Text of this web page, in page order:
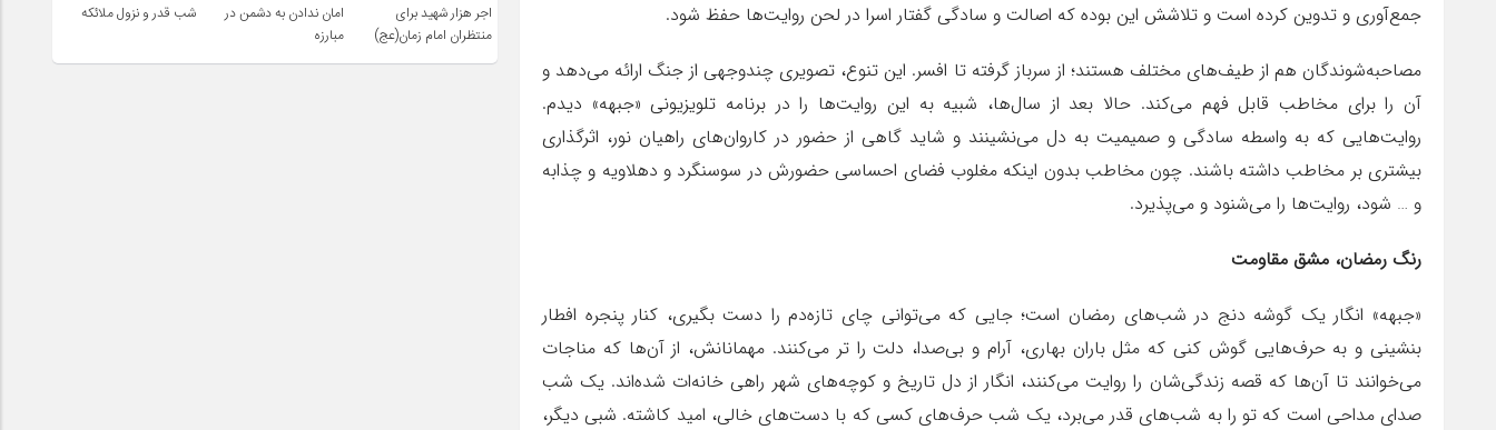
جمع‌آوری و تدوین کرده است و تلاشش این بوده که اصالت و سادگی گفتار اسرا در لحن روایت‌ها حفظ شود.
مصاحبه‌شوندگان هم از طیف‌های مختلف هستند؛ از سرباز گرفته تا افسر. این تنوع، تصویری چندوجهی از جنگ ارائه می‌دهد و
آن را برای مخاطب قابل فهم می‌کند. حالا بعد از سال‌ها، شبیه به این روایت‌ها را در برنامه تلویزیونی «جبهه» دیدم.
روایت‌هایی که به واسطه سادگی و صمیمیت به دل می‌نشینند و شاید گاهی از حضور در کاروان‌های راهیان نور، اثرگذاری
بیشتری بر مخاطب داشته باشند. چون مخاطب بدون اینکه مغلوب فضای احساسی حضورش در سوسنگرد و دهلاویه و چذابه
و … شود، روایت‌ها را می‌شنود و می‌پذیرد.
رنگ رمضان، مشق مقاومت
«جبهه» انگار یک گوشه دنج در شب‌های رمضان است؛ جایی که می‌توانی چای تازه‌دم را دست بگیری، کنار پنجره افطار
بنشینی و به حرف‌هایی گوش کنی که مثل باران بهاری، آرام و بی‌صدا، دلت را تر می‌کنند. مهمانانش، از آن‌ها که مناجات
می‌خوانند تا آن‌ها که قصه زندگی‌شان را روایت می‌کنند، انگار از دل تاریخ و کوچه‌های شهر راهی خانه‌ات شده‌اند. یک شب
صدای مداحی است که تو را به شب‌های قدر می‌برد، یک شب حرف‌های کسی که با دست‌های خالی، امید کاشته. شبی دیگر،
اجر هزار شهید برای
منتظران امام زمان(عج)
امان ندادن به دشمن در
مبارزه
شب قدر و نزول ملائکه